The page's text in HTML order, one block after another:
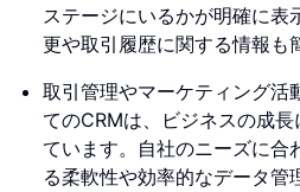
ステージにいるかが明確に表
更や取引履歴に関する情報も
取引管理やマーケティング活
てのCRMは、ビジネスの成
ています。自社のニーズに合
る柔軟性や効率的なデータ管